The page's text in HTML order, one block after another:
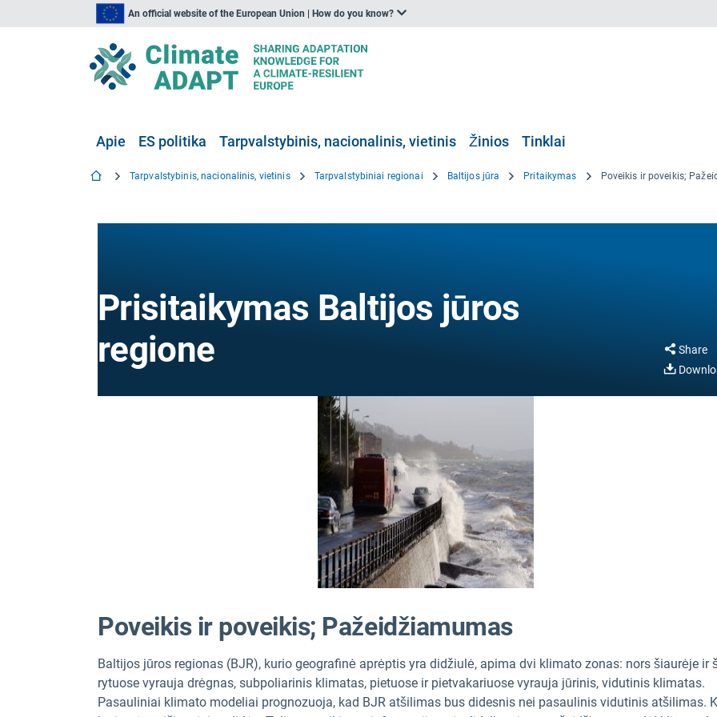
An official website of the European Union | How do you know?
Apie ES politika Tarpvalstybinis, nacionalinis, vietinis Žinios Tinklai
Tarpvalstybinis, nacionalinis, vietinis Tarpvalstybiniai regionai Baltijos jūra Pritaikymas Poveikis ir poveikis;
Prisitaikymas Baltijos jūros
regione
Share
Poveikis ir poveikis; Pažeidžiamumas
Baltijos jūros regionas (BJR), kurio geografinė aprėptis yra didžiulė, apima dvi klimato zonas: nors šiaurėje ir
rytuose vyrauja drėgnas, subpoliarinis klimatas, pietuose ir pietvakariuose vyrauja jūrinis, vidutinis klimatas.
Pasauliniai klimato modeliai prognozuoja, kad BJR atšilimas bus didesnis nei pasaulinis vidutinis atšilimas.